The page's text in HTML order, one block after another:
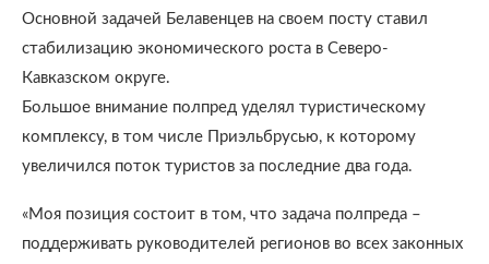
Основной задачей Белавенцев на своем посту ставил
стабилизацию экономического роста в Северо-
Кавказском округе.
Большое внимание полпред уделял туристическому
комплексу, в том числе Приэльбрусью, к которому
увеличился поток туристов за последние два года.
«Моя позиция состоит в том, что задача полпреда –
поддерживать руководителей регионов во всех законных